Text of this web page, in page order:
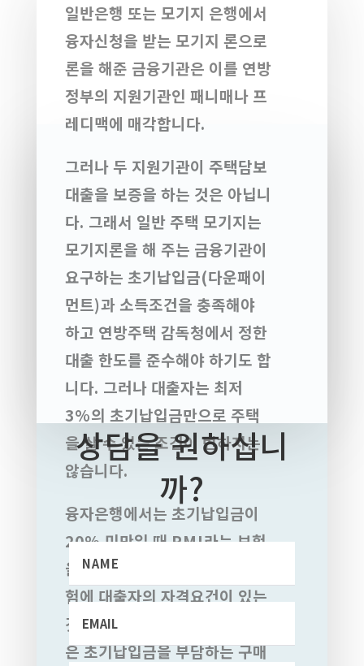
일반은행 또는 모기지 은행에서
융자신청을 받는 모기지 론으로
론을 해준 금융기관은 이를 연방
정부의 지원기관인 패니매나 프
레디맥에 매각합니다.
그러나 두 지원기관이 주택담보
대출을 보증을 하는 것은 아닙니
다. 그래서 일반 주택 모기지는
모기지론을 해 주는 금융기관이
요구하는 초기납입금(다운패이
먼트)과 소득조건을 충족해야
하고 연방주택 감독청에서 정한
대출 한도를 준수해야 하기도 합
니다. 그러나 대출자는 최저
3%의 초기납입금만으로 주택
을살 수있는조건이 변하지는
않습니다.
융자은행에서는 초기납입금이
20%미만일때PMI라는보험
을
가입토록
험에 대출자의 자격요건이 있는
것은아닙니다
은초기납입금을부담하는구매
상담을 원하십니
까?